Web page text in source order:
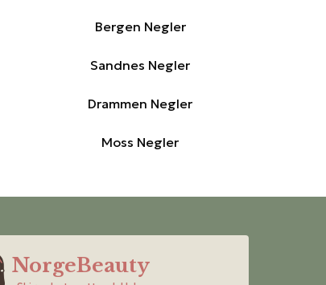
Bergen Negler
Sandnes Negler
Drammen Negler
Moss Negler
NorgeBeauty